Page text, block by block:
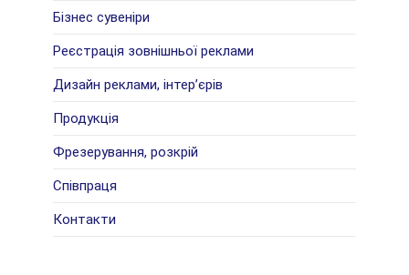
Бізнес сувеніри
Реєстрація зовнішньої реклами
Дизайн реклами, інтер’єрів
Продукція
Фрезерування, розкрій
Співпраця
Контакти